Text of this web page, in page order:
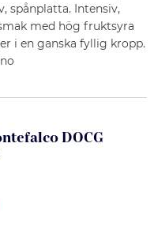
spånplatta. Intensiv,
med hög fruktsyra
i en ganska fyllig kropp.
DOCG